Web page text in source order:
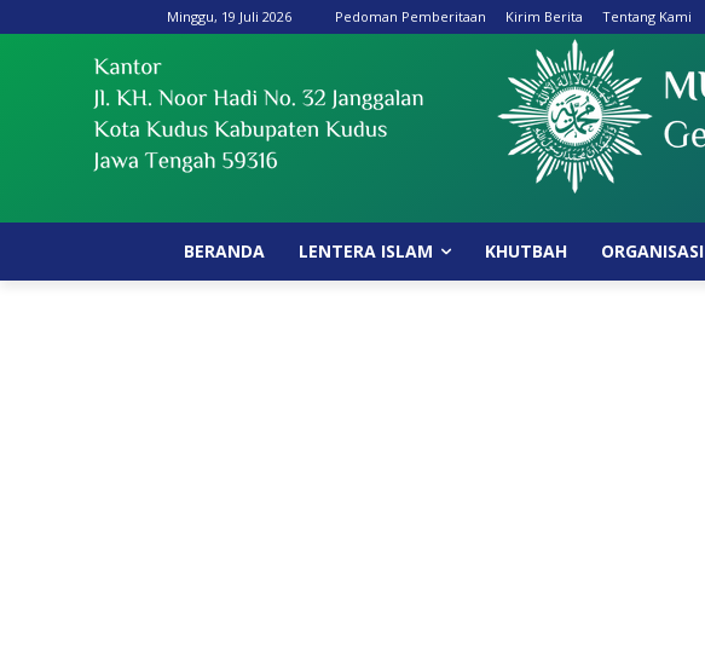
Minggu, 19 Juli 2026 Pedoman Pemberitaan Kirim Berita Tentang Kami
BERANDA LENTERA ISLAM KHUTBAH ORGANISASI